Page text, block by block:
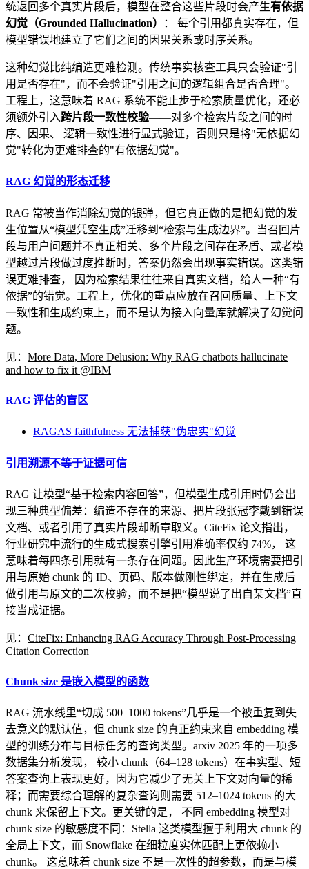
统返回多个真实片段后，模型在整合这些片段时会产生有依据
幻觉（Grounded Hallucination）
： 每个引用都真实存在，但
模型错误地建立了它们之间的因果关系或时序关系。
这种幻觉比纯编造更难检测。传统事实核查工具只会验证"引
用是否存在"，而不会验证"引用之间的逻辑组合是否合理"。
工程上，这意味着 RAG 系统不能止步于检索质量优化，还必
须额外引入跨片段一致性校验——对多个检索片段之间的时
序、因果、 逻辑一致性进行显式验证，否则只是将"无依据幻
觉"转化为更难排查的"有依据幻觉"。
RAG 幻觉的形态迁移
RAG 常被当作消除幻觉的银弹，但它真正做的是把幻觉的发
生位置从“模型凭空生成”迁移到“检索与生成边界”。当召回片
段与用户问题并不真正相关、多个片段之间存在矛盾、或者模
型越过片段做过度推断时，答案仍然会出现事实错误。这类错
误更难排查， 因为检索结果往往来自真实文档，给人一种“有
依据”的错觉。工程上，优化的重点应放在召回质量、上下文
一致性和生成约束上，而不是认为接入向量库就解决了幻觉问
题。
见： More Data, More Delusion: Why RAG chatbots hallucinate
and how to fix it @IBM
RAG 评估的盲区
RAGAS faithfulness 无法捕获"伪忠实"幻觉
引用溯源不等于证据可信
RAG 让模型“基于检索内容回答”，但模型生成引用时仍会出
现三种典型偏差：编造不存在的来源、把片段张冠李戴到错误
文档、或者引用了真实片段却断章取义。CiteFix 论文指出，
行业研究中流行的生成式搜索引擎引用准确率仅约 74%， 这
意味着每四条引用就有一条存在问题。因此生产环境需要把引
用与原始 chunk 的 ID、页码、版本做刚性绑定，并在生成后
做引用与原文的二次校验，而不是把“模型说了出自某文档”直
接当成证据。
见： CiteFix: Enhancing RAG Accuracy Through Post-Processing
Citation Correction
Chunk size 是嵌入模型的函数
RAG 流水线里“切成 500–1000 tokens”几乎是一个被重复到失
去意义的默认值，但 chunk size 的真正约束来自 embedding 模
型的训练分布与目标任务的查询类型。arxiv 2025 年的一项多
数据集分析发现， 较小 chunk（64–128 tokens）在事实型、短
答案查询上表现更好，因为它减少了无关上下文对向量的稀
释；而需要综合理解的复杂查询则需要 512–1024 tokens 的大
chunk 来保留上下文。更关键的是， 不同 embedding 模型对
chunk size 的敏感度不同：Stella 这类模型擅于利用大 chunk 的
全局上下文，而 Snowflake 在细粒度实体匹配上更依赖小
chunk。 这意味着 chunk size 不是一次性的超参数，而是与模